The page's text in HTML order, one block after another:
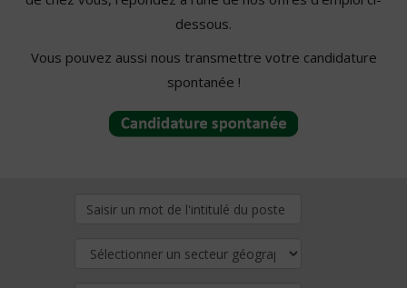
dessous.
Vous pouvez aussi nous transmettre votre candidature
spontanée !